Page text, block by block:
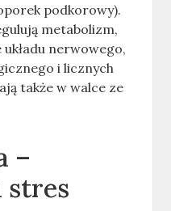
podkorowy).
metabolizm,
nerwowego,
i licznych
także w walce ze
–
stres